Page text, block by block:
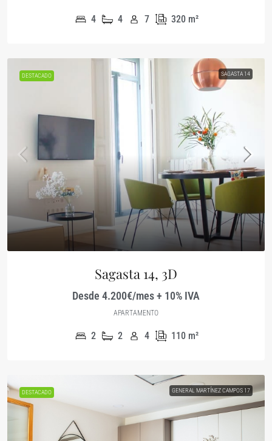
4 4 7 320 m²
DESTACADO SAGASTA 14
Sagasta 14, 3D
Desde 4.200€/mes + 10% IVA
APARTAMENTO
2 2 4 110 m²
DESTACADO GENERAL MARTÍNEZ CAMPOS 17